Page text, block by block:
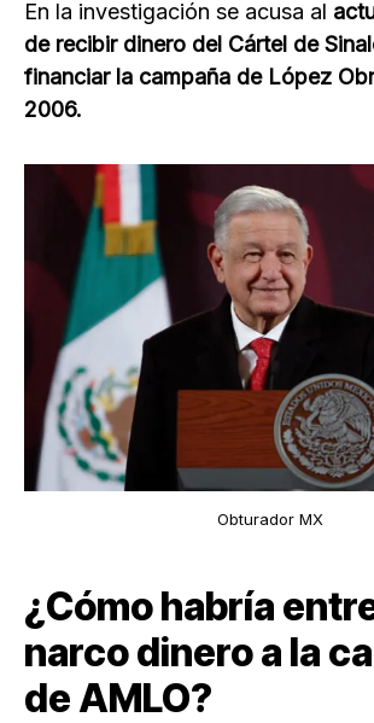
En la investigación se acusa al
de recibir dinero del Cártel de
financiar la campaña de López
2006.
Obturador MX
¿Cómo habría
narco dinero a la
de AMLO?